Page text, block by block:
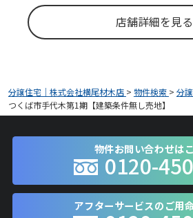
店舗詳細を見る
分譲住宅｜株式会社横尾材木店 > 物件検索 > 分
つくば市手代木第1期【建築条件無し売地】
物件お問い合わせは
0120-
アフターサービスのご用